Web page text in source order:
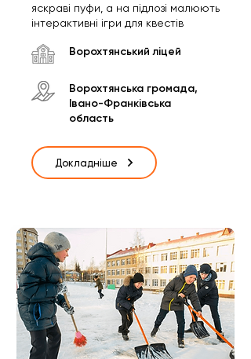
яскраві пуфи, а на підлозі малюють
інтерактивні ігри для квестів
Ворохтянський ліцей
Ворохтянська громада,
Івано-Франківська
область
Докладніше